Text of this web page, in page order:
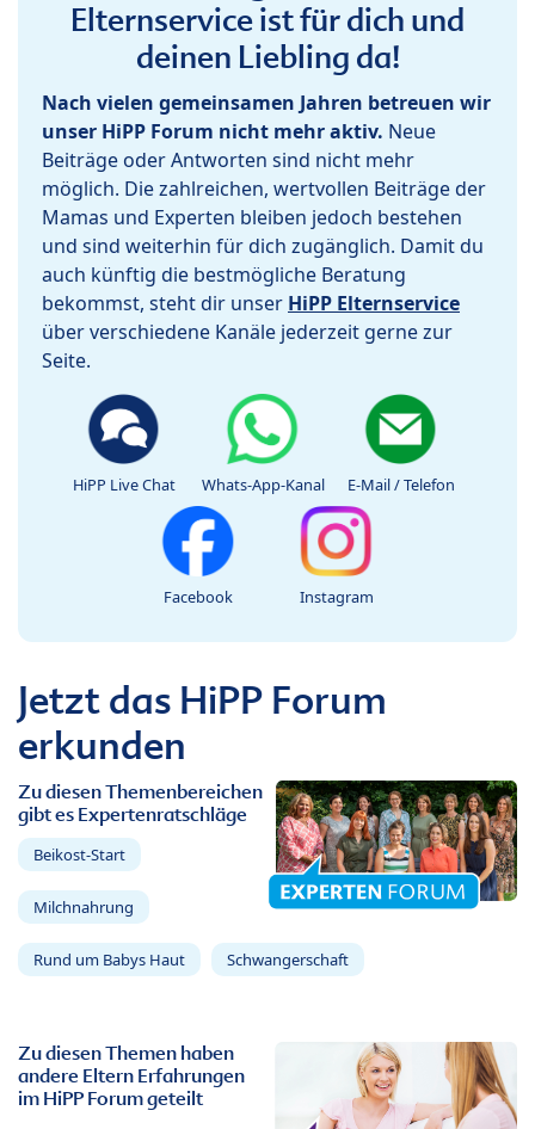
Elternservice ist für dich und
deinen Liebling da!
Nach vielen gemeinsamen Jahren betreuen wir
unser HiPP Forum nicht mehr aktiv. Neue
Beiträge oder Antworten sind nicht mehr
möglich. Die zahlreichen, wertvollen Beiträge der
Mamas und Experten bleiben jedoch bestehen
und sind weiterhin für dich zugänglich. Damit du
auch künftig die bestmögliche Beratung
bekommst, steht dir unser HiPP Elternservice
über verschiedene Kanäle jederzeit gerne zur
Seite.
HiPP Live Chat Whats-App-Kanal E-Mail / Telefon
Facebook Instagram
Jetzt das HiPP Forum
erkunden
Zu diesen Themenbereichen
gibt es Expertenratschläge
Beikost-Start
Milchnahrung
Rund um Babys Haut Schwangerschaft
Zu diesen Themen haben
andere Eltern Erfahrungen
im HiPP Forum geteilt